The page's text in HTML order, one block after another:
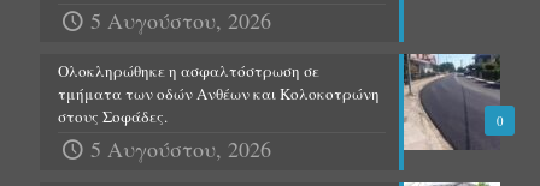
5 Αυγούστου, 2026
0
Ολοκληρώθηκε η ασφαλτόστρωση σε
τμήματα των οδών Ανθέων και Κολοκοτρώνη
στους Σοφάδες.
5 Αυγούστου, 2026